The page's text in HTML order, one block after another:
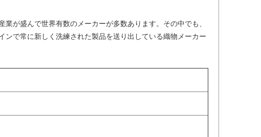
が盛んで世界有数のメーカーが多数あります。その中でも、
で常に新しく洗練された製品を送り出している織物メーカー